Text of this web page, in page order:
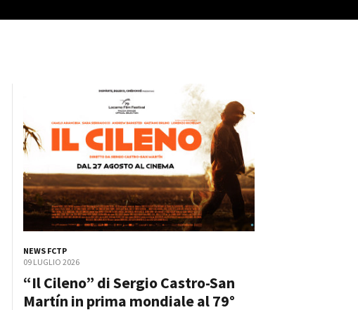
NEWS FCTP
09 LUGLIO 2026
“Il Cileno” di Sergio Castro-San
Martín in prima mondiale al 79°